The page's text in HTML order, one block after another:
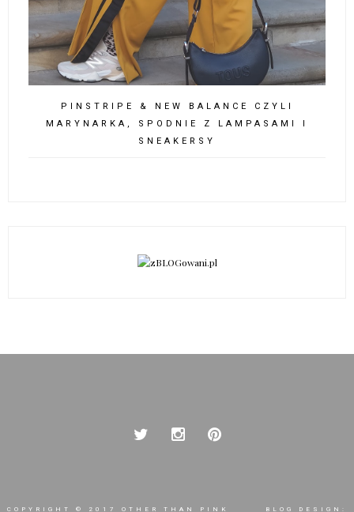
PINSTRIPE & NEW BALANCE CZYLI
MARYNARKA, SPODNIE Z LAMPASAMI I
SNEAKERSY
COPYRIGHT © 2017 OTHER THAN PINK BLOG DESIGN: